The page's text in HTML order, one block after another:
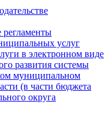
услуг
в электронном виде
развития системы
муниципальном
(в части бюджета
округа